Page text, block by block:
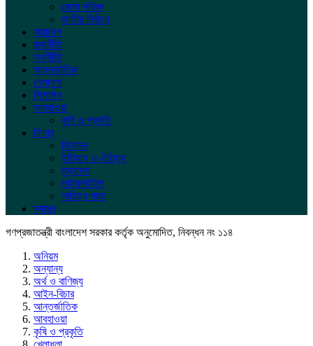
জেলা পরিষদ
জাতীয় নির্বাচন
সারাদেশ
রাজনীতি
অর্থনীতি
আন্তর্জাতিক
খেলাধুলা
শিক্ষাঙ্গন
আবহাওয়া
কৃষি ও প্রকৃতি
ফিচার
বিনোদন
ইতিহাস ও ঐতিহ্য
মুক্তমত
লাইফস্টাইল
সাহিত্য পাতা
স্বাস্থ্য
গণপ্রজাতন্ত্রী বাংলাদেশ সরকার কর্তৃক অনুমোদিত, নিবন্ধন নং ১১৪
অনিয়ম
অন্যান্য
অর্থ ও বাণিজ্য
আইন-বিচার
আন্তর্জাতিক
আবহাওয়া
কৃষি ও প্রকৃতি